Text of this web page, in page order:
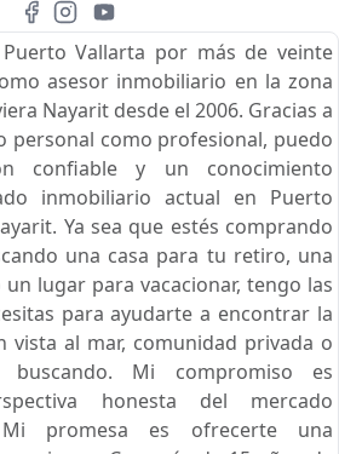
Vallarta por más de veinte
asesor inmobiliario en la zona
Nayarit desde el 2006. Gracias a
personal como profesional, puedo
confiable y un conocimiento
inmobiliario actual en Puerto
Ya sea que estés comprando
una casa para tu retiro, una
lugar para vacacionar, tengo las
para ayudarte a encontrar la
vista al mar, comunidad privada o
Mi compromiso es
honesta del mercado
promesa es ofrecerte una